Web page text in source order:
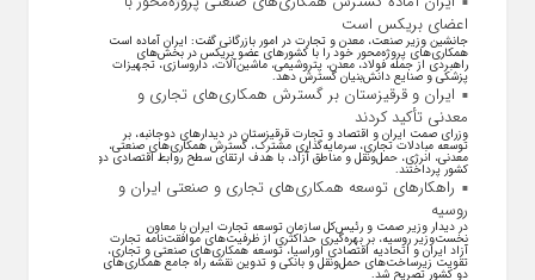
اعضای بریکس است
جانشین وزیر صنعت، معدن و تجارت در امور بازرگانی گفت: ایران آماده است
همکاری‌های پروژه‌محور خود را با کشور‌های عضو بریکس در بخش‌های
راهبردی از جمله فولاد، معدن، پتروشیمی، ماشین‌آلات، داروسازی، تجهیزات
پزشکی و صنایع دانش‌بنیان گسترش دهد.
ایران و قرقیزستان بر گسترش همکاری‌های تجاری و
معدنی تأکید کردند
وزرای صمت ایران و اقتصاد و تجارت قرقیزستان در دیدار‌های دوجانبه، بر
توسعه مبادلات تجاری، سرمایه‌گذاری مشترک، گسترش همکاری‌های صنعتی،
معدنی، انرژی، حمل‌ونقل و مناطق آزاد، با هدف ارتقای سطح روابط اقتصادی دو
کشور پرداختند.
راهکارهای توسعه همکاری‌های تجاری و صنعتی ایران و
روسیه
در دیدار وزیر صمت و رئیس‌کل سازمان توسعه تجارت ایران با معاون
نخست‌وزیر روسیه، بر بهره‌گیری حداکثری از ظرفیت‌های موافقت‌نامه تجارت
آزاد ایران و اتحادیه اقتصادی اوراسیا، توسعه همکاری‌های صنعتی و تجاری،
تقویت زیرساخت‌های حمل‌ونقل و بانکی و تدوین نقشه راه جامع همکاری‌های
دو کشور تصریح شد.